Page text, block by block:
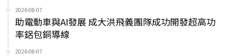
2026-08-07
助電動車與AI發展 成大洪飛義團隊成功開發超高功
率鋁包銅導線
2026-08-07